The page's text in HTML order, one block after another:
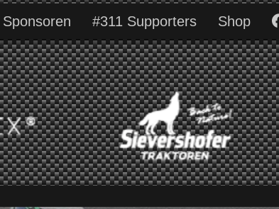
Sponsoren #311 Supporters Shop